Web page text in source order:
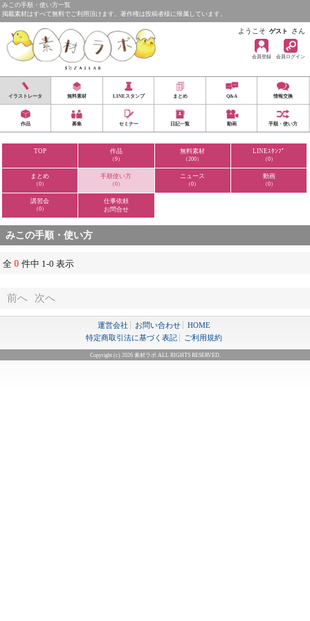
みこの手順・使い方一覧
掲載素材はすべて無料でご利用頂けます。著作権は投稿者様に帰属しています。
ようこそ ゲスト さん
会員登録 会員ログイン
イラストレータ 無料素材 LINEスタンプ まとめ Q&A 情報交換
作品 募集 セミナー 日記一覧 動画 手順・使い方
TOP 作品
（9）
無料素材
（200）
LINEｽﾀﾝﾌﾟ
（0）
まとめ
（0）
手順使い方
（0）
ニュース
（0）
動画
（0）
講習会
（0）
仕事依頼
お問合せ
みこの手順・使い方
全 0 件中 1-0 表示
前へ 次へ
運営会社 お問い合わせ
HOME
特定商取引法に基づく表記
ご利用規約
Copyright (c) 2026 素材ラボ ALL RIGHTS RESERVED.